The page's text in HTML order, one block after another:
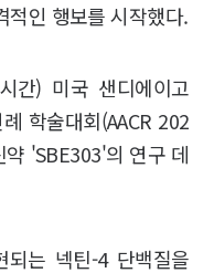
인 행보를 시작했다.
간) 미국 샌디에이고
학술대회(AACR 202
'SBE303'의 연구 데
되는 넥틴-4 단백질을